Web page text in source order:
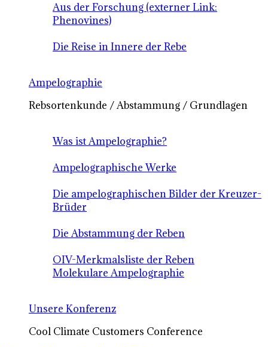
Aus der Forschung (externer Link:
Phenovines)
Die Reise in Innere der Rebe
Ampelographie
Rebsortenkunde / Abstammung / Grundlagen
Was ist Ampelographie?
Ampelographische Werke
Die ampelographischen Bilder der Kreuzer-
Brüder
Die Abstammung der Reben
OIV-Merkmalsliste der Reben
Molekulare Ampelographie
Unsere Konferenz
Cool Climate Customers Conference